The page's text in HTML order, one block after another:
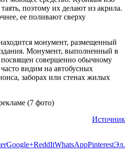
поэтому их делают из акрила.
ее поливают сверху
монумент, размещенный
здания. Монумент, выполненный в
совершенно обычному
видим на автобусных
заборах или стенах жилых
Источник
Google+ReddItWhatsAppPinterestЭл.